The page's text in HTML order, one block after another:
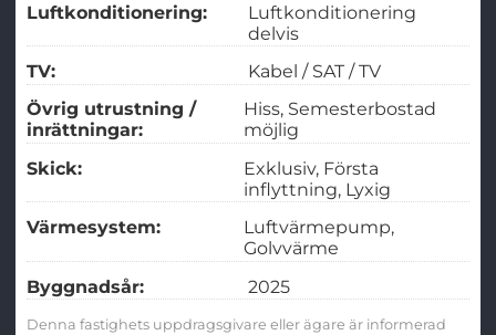
Luftkonditionering:
Luftkonditionering
delvis
TV:
Kabel / SAT / TV
Övrig utrustning /
inrättningar:
Hiss Semesterbostad
möjlig
Skick:
Exklusiv Första
inflyttning Lyxig
Värmesystem:
Luftvärmepump
Golvvärme
Byggnadsår:
2025
Denna fastighets uppdragsgivare eller ägare är informerad